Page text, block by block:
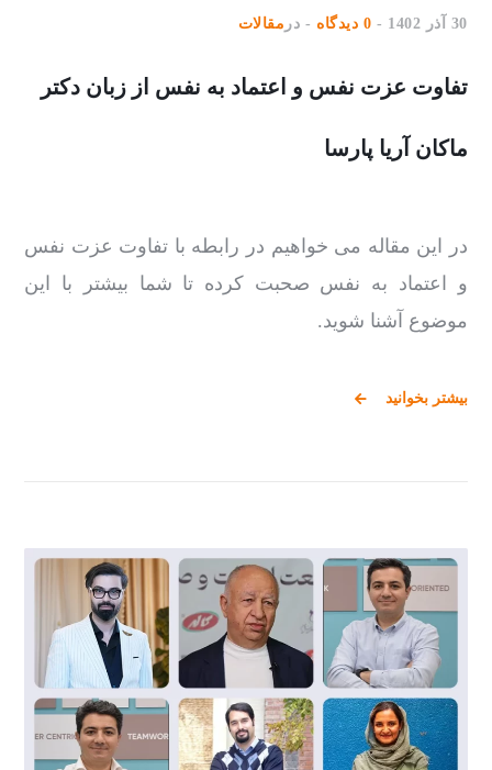
30 آذر 1402 0 دیدگاه در مقالات
تفاوت عزت نفس و اعتماد به نفس از زبان دکتر
ماکان آریا پارسا
در این مقاله می ‌خواهیم در رابطه با تفاوت عزت نفس
و اعتماد به نفس صحبت کرده تا شما بیشتر با این
موضوع آشنا شوید.
بیشتر بخوانید